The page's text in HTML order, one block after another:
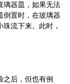
璃器皿，如果无法
倒置时，在玻璃器
流下来。此时，
后，但也有例